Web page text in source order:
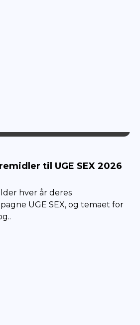
til UGE SEX 2026
hver år deres
UGE SEX, og temaet for